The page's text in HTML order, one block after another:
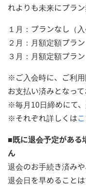
れよりも未来にプラン
１月：プランなし（入
２月：月額定額プラ
３月：月額定額プラ
※ご入会時に、ご利
お支払い済みとなって
※毎月10日締めにて、
※それぞれ詳しくは
■既に退会予定がある
ん
退会のお手続き済み
退会日を早めることは